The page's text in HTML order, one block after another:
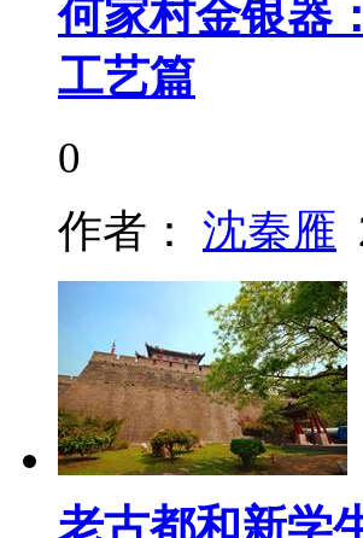
何家村金银器
工艺篇
0
作者： 沈秦雁
老古都和新学